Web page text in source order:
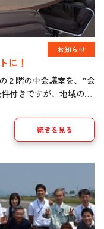
お知らせ
に！
２階の中会議室を、”会
付きですが、地域の子
続きを見る